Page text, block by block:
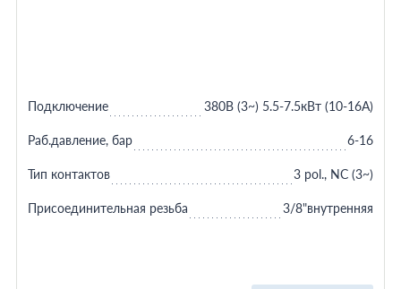
Подключение 380В (3~) 5.5-7.5кВт (10-16A)
Раб.давление, бар 6-16
Тип контактов 3 pol., NC (3~)
Присоединительная резьба 3/8"внутренняя